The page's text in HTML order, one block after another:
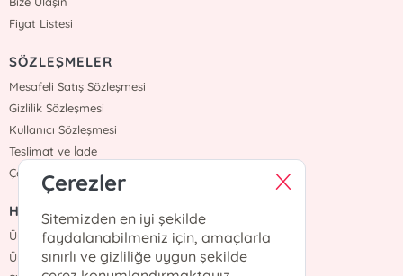
Fiyat Listesi
SÖZLEŞMELER
Mesafeli Satış Sözleşmesi
Gizlilik Sözleşmesi
Kullanıcı Sözleşmesi
Teslimat ve İade
Çerez Politikasi
HIZLI ERİŞİM
Üye Ol
Üye Giriş
Çerezler
Sitemizden en iyi şekilde
faydalanabilmeniz için, amaçlarla
sınırlı ve gizliliğe uygun şekilde